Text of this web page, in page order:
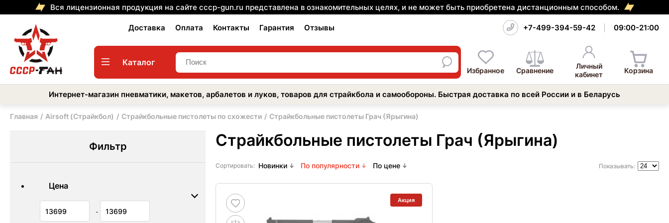
Вся лицензионная продукция на сайте cccp-gun.ru представлена в ознакомительных целях, и не может быть приобретена дистанционным способом.
Доставка Оплата Контакты Гарантия Отзывы +7-499-394-59-42 09:00-21:00
Каталог
Избранное Сравнение
Личный
кабинет
Корзина
Интернет-магазин пневматики, макетов, арбалетов и луков, товаров для страйкбола и самообороны. Быстрая доставка по всей России и в Беларусь
Главная Airsoft (Страйкбол) Страйкбольные пистолеты по схожести Страйкбольные пистолеты Грач (Ярыгина)
Фильтр
Цена
-
Страйкбольные пистолеты Грач (Ярыгина)
Сортировать: Новинки По популярности По цене Показывать:
Акция